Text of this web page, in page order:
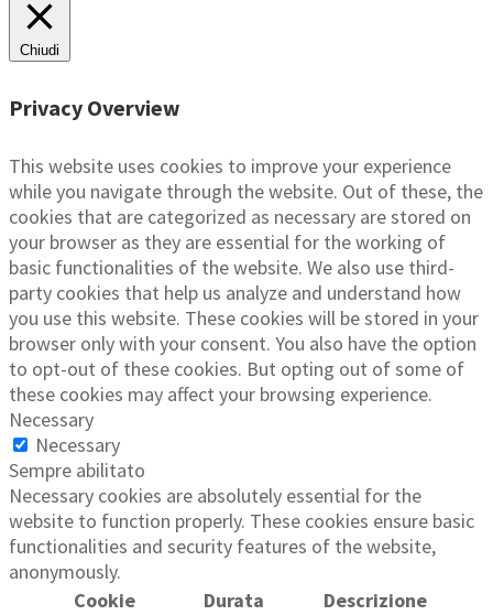
Chiudi
Privacy Overview
This website uses cookies to improve your experience
while you navigate through the website. Out of these, the
cookies that are categorized as necessary are stored on
your browser as they are essential for the working of
basic functionalities of the website. We also use third-
party cookies that help us analyze and understand how
you use this website. These cookies will be stored in your
browser only with your consent. You also have the option
to opt-out of these cookies. But opting out of some of
these cookies may affect your browsing experience.
Necessary
Necessary
Sempre abilitato
Necessary cookies are absolutely essential for the
website to function properly. These cookies ensure basic
functionalities and security features of the website,
anonymously.
Cookie
Durata Descrizione